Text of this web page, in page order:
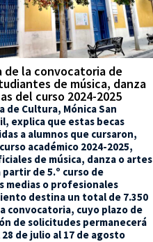
de la convocatoria de
de música, danza
del curso 2024-2025
de Cultura, Mónica San
explica que estas becas
a alumnos que cursaron,
académico 2024-2025,
de música, danza o artes
partir de 5.º curso de
medias o profesionales
destina un total de 7.350
convocatoria, cuyo plazo de
de solicitudes permanecerá
de julio al 17 de agosto